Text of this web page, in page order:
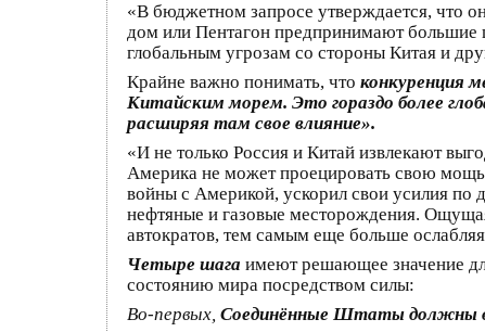
«В бюджетном запросе утверждается, что
дом или Пентагон предпринимают
глобальным угрозам со стороны Китая и
Крайне важно понимать, что конкуренция
Китайским морем. Это гораздо более
расширяя там свое влияние».
«И не только Россия и Китай извлекают
Америка не может проецировать свою мощь
войны с Америкой, ускорил свои усилия по
нефтяные и газовые месторождения.
автократов, тем самым еще больше
Четыре шага имеют решающее значение
состоянию мира посредством силы:
Во-первых, Соединённые Штаты должны